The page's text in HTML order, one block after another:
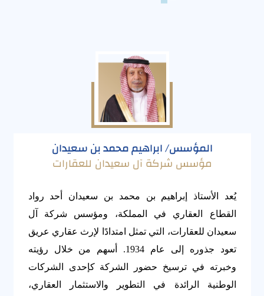
المؤسس/ ابراهيم محمد بن سعيدان
مؤسس شركة آل سعيدان للعقارات
يُعد الأستاذ إبراهيم بن محمد بن سعيدان أحد رواد
القطاع العقاري في المملكة، ومؤسس شركة آل
سعيدان للعقارات، التي تمثل امتدادًا لإرث عقاري عريق
تعود جذوره إلى عام 1934. أسهم من خلال رؤيته
وخبرته في ترسيخ حضور الشركة كإحدى الشركات
الوطنية الرائدة في التطوير والاستثمار العقاري،